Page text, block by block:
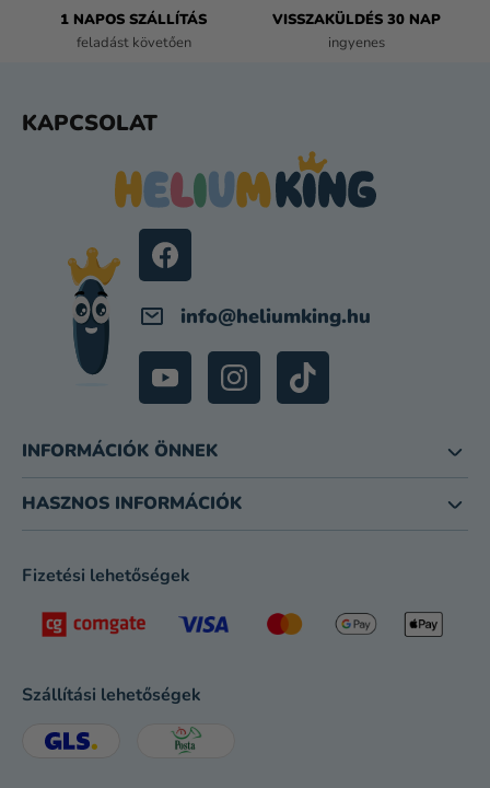
1 NAPOS SZÁLLÍTÁS
feladást követően
VISSZAKÜLDÉS 30 NAP
ingyenes
KAPCSOLAT
info@heliumking.hu
INFORMÁCIÓK ÖNNEK
HASZNOS INFORMÁCIÓK
Fizetési lehetőségek
Szállítási lehetőségek